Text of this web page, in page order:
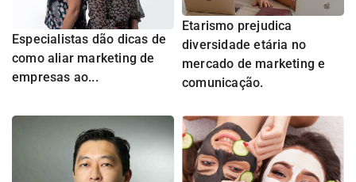
Especialistas dão dicas de
como aliar marketing de
empresas ao...
Etarismo prejudica
diversidade etária no
mercado de marketing e
comunicação.